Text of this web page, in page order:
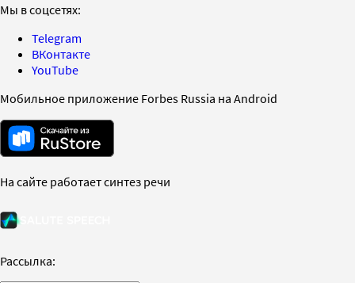
Мы в соцсетях:
Telegram
ВКонтакте
YouTube
Мобильное приложение Forbes Russia на Android
На сайте работает синтез речи
Рассылка: